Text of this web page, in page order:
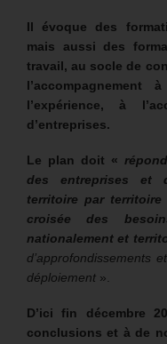
Il évoque des
mais aussi des
travail, au socle de
l’expérience, à
d’entreprises.
Le plan doit «
des entreprises et
territoire par territoire
croisée des
nationalement et
d’approfondissements
déploiement ».
D’ici fin décembre
conclusions et à de